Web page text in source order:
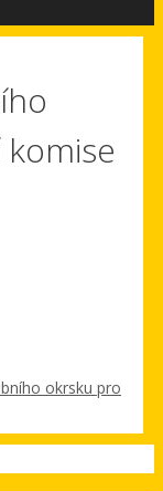
okrsku pro